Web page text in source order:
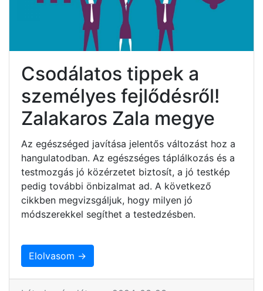
Csodálatos tippek a
személyes fejlődésről!
Zalakaros Zala megye
Az egészséged javítása jelentős változást hoz a
hangulatodban. Az egészséges táplálkozás és a
testmozgás jó közérzetet biztosít, a jó testkép
pedig további önbizalmat ad. A következő
cikkben megvizsgáljuk, hogy milyen jó
módszerekkel segíthet a testedzésben.
Elolvasom →